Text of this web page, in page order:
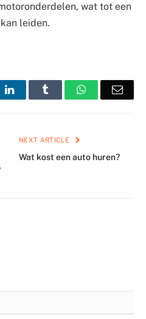
wat tot een
leiden.
LinkedIn Tumblr WhatsApp
NEXT ARTICLE
Wat kost een auto huren?